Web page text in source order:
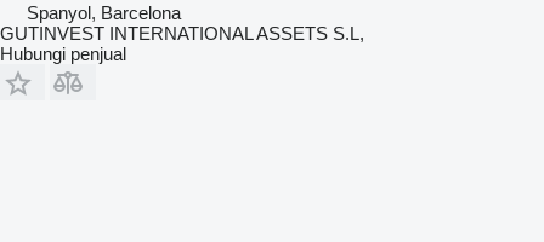
Spanyol, Barcelona
GUTINVEST INTERNATIONAL ASSETS S.L,
Hubungi penjual